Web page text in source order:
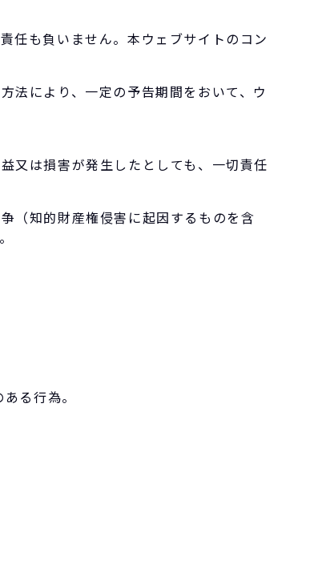
任も負いません。本ウェブサイトのコン
法により、一定の予告期間をおいて、ウ
又は損害が発生したとしても、一切責任
（知的財産権侵害に起因するものを含
る行為。